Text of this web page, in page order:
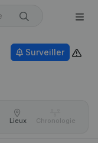
Surveiller
Lieux Chronologie